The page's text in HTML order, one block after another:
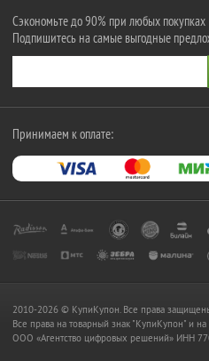
Сэкономьте до 90% при любых покупках
Подпишитесь на самые выгодные
Принимаем к оплате:
2010-2026 © КупиКупон. Все права
Все права на товарный знак "КупиКупон" и
OOO «Агентство цифровых решений» ИНН